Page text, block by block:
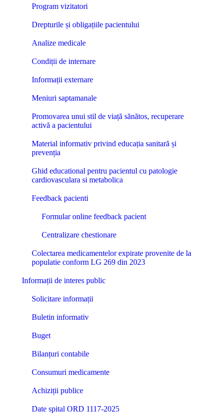
Program vizitatori
Drepturile și obligațiile pacientului
Analize medicale
Condiții de internare
Informații externare
Meniuri saptamanale
Promovarea unui stil de viață sănătos, recuperare
activă a pacientului
Material informativ privind educația sanitară și
prevenția
Ghid educational pentru pacientul cu patologie
cardiovasculara si metabolica
Feedback pacienti
Formular online feedback pacient
Centralizare chestionare
Colectarea medicamentelor expirate provenite de la
populatie conform LG 269 din 2023
Informații de interes public
Solicitare informații
Buletin informativ
Buget
Bilanțuri contabile
Consumuri medicamente
Achiziții publice
Date spital ORD 1117-2025